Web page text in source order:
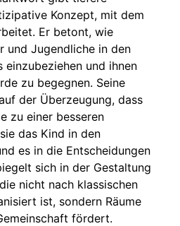
Konzept, mit dem
Er betont, wie
und Jugendliche in den
einzubeziehen und ihnen
zu begegnen. Seine
der Überzeugung, dass
zu einer besseren
das Kind in den
es in die Entscheidungen
sich in der Gestaltung
nicht nach klassischen
ist, sondern Räume
fördert.